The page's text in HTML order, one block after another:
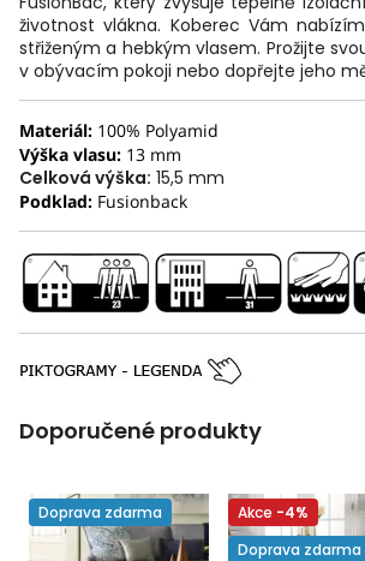
životnost vlákna. Koberec Vám
střiženým a hebkým vlasem. Prožijte
v obývacím pokoji nebo dopřejte jeho
Materiál: 100% Polyamid
Výška vlasu: 13 mm
Celková výška: 15,5 mm
Podklad: Fusionback
Doporučené produkty
Doprava zdarma Akce -4%
Doprava zdarma